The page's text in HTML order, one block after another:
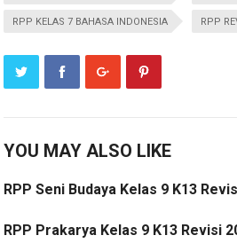
RPP KELAS 7 BAHASA INDONESIA RPP
YOU MAY ALSO LIKE
RPP Seni Budaya Kelas 9 K13
RPP Prakarya Kelas 9 K13 Revisi